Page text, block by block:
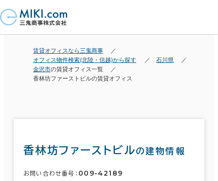
賃貸オフィスなら三鬼商事
オフィス物件検索(北陸・信越)から探す
石川県
金沢市の賃貸オフィス一覧
香林坊ファーストビルの賃貸オフィス
香林坊ファーストビルの建物情報
お問い合わせ番号： 009-42189